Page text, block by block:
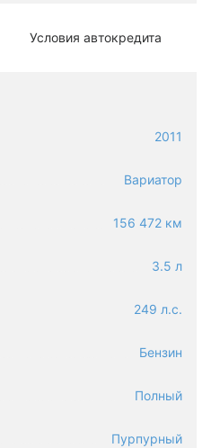
Условия автокредита
2011
Вариатор
156 472 км
3.5 л
249 л.с.
Бензин
Полный
Пурпурный